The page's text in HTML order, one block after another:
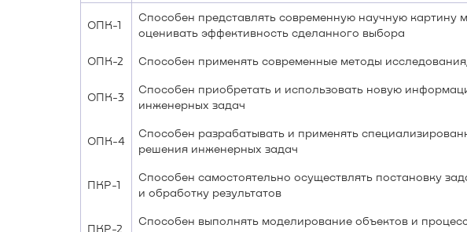
ОПК-1
Способен представлять современную научную картину
оценивать эффективность сделанного выбора
ОПК-2 Способен применять современные методы
ОПК-3
Способен приобретать и использовать новую
инженерных задач
ОПК-4
Способен разрабатывать и применять
решения инженерных задач
ПКР-1
Способен самостоятельно осуществлять постановку
и обработку результатов
ПКР-2
Способен выполнять моделирование объектов и